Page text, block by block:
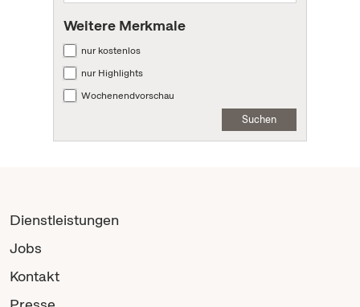
Weitere Merkmale
nur kostenlos
nur Highlights
Wochenendvorschau
Suchen
Dienstleistungen
Jobs
Kontakt